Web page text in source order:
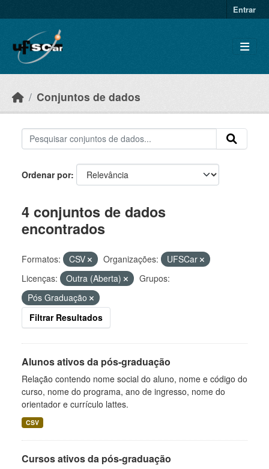
Entrar
Conjuntos de dados
Ordenar por
4 conjuntos de dados
encontrados
Formatos: CSV Organizações:
UFSCar
Licenças:
Outra (Aberta)
Grupos:
Pós Graduação
Filtrar Resultados
Alunos ativos da pós-graduação
Relação contendo nome social do aluno, nome e código do
curso, nome do programa, ano de ingresso, nome do
orientador e currículo lattes.
CSV
Cursos ativos da pós-graduação